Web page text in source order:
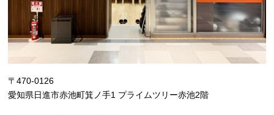
〒470‐0126
愛知県日進市赤池町箕ノ手1 プライムツリー赤池2階